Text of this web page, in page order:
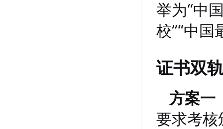
举为“中
校”“中国
证书双
方案一
要求考核